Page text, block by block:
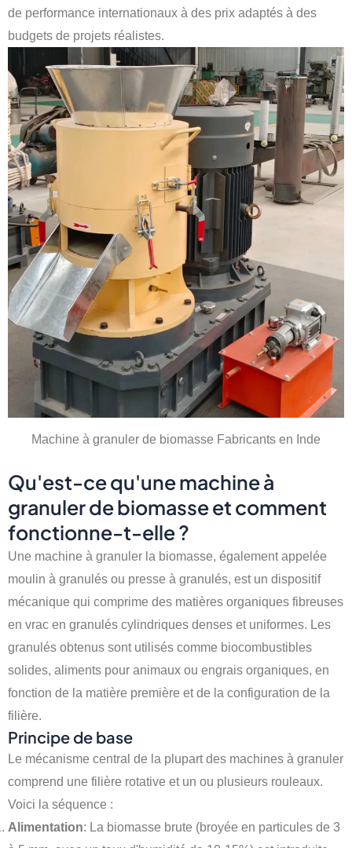
de performance internationaux à des prix adaptés à des
budgets de projets réalistes.
Machine à granuler de biomasse Fabricants en Inde
Qu'est-ce qu'une machine à
granuler de biomasse et comment
fonctionne-t-elle ?
Une machine à granuler la biomasse, également appelée
moulin à granulés ou presse à granulés, est un dispositif
mécanique qui comprime des matières organiques fibreuses
en vrac en granulés cylindriques denses et uniformes. Les
granulés obtenus sont utilisés comme biocombustibles
solides, aliments pour animaux ou engrais organiques, en
fonction de la matière première et de la configuration de la
filière.
Principe de base
Le mécanisme central de la plupart des machines à granuler
comprend une filière rotative et un ou plusieurs rouleaux.
Voici la séquence :
Alimentation: La biomasse brute (broyée en particules de 3